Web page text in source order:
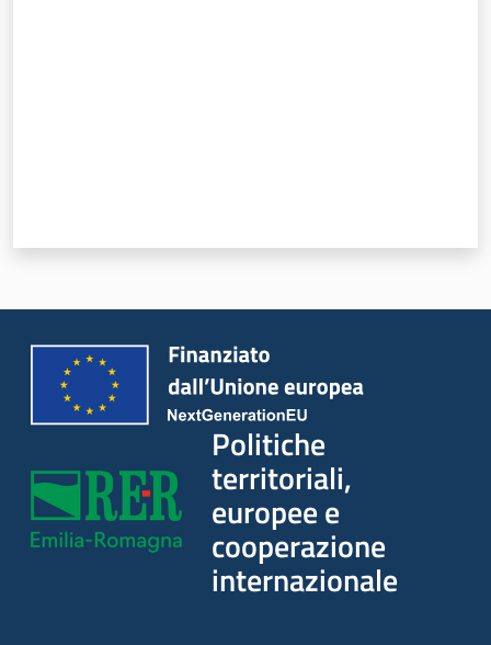
Politiche
territoriali,
europee e
cooperazione
internazionale